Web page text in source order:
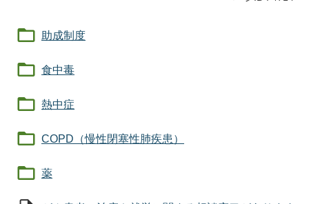
助成制度
食中毒
熱中症
COPD（慢性閉塞性肺疾患）
薬